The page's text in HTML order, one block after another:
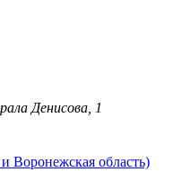
Денисова, 1
область)